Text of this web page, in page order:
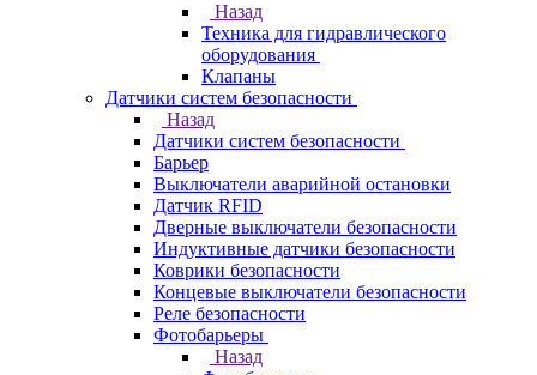
Назад
Техника для гидравлического
оборудования
Клапаны
Датчики систем безопасности
Назад
Датчики систем безопасности
Барьер
Выключатели аварийной остановки
Датчик RFID
Дверные выключатели безопасности
Индуктивные датчики безопасности
Коврики безопасности
Концевые выключатели безопасности
Реле безопасности
Фотобарьеры
Назад